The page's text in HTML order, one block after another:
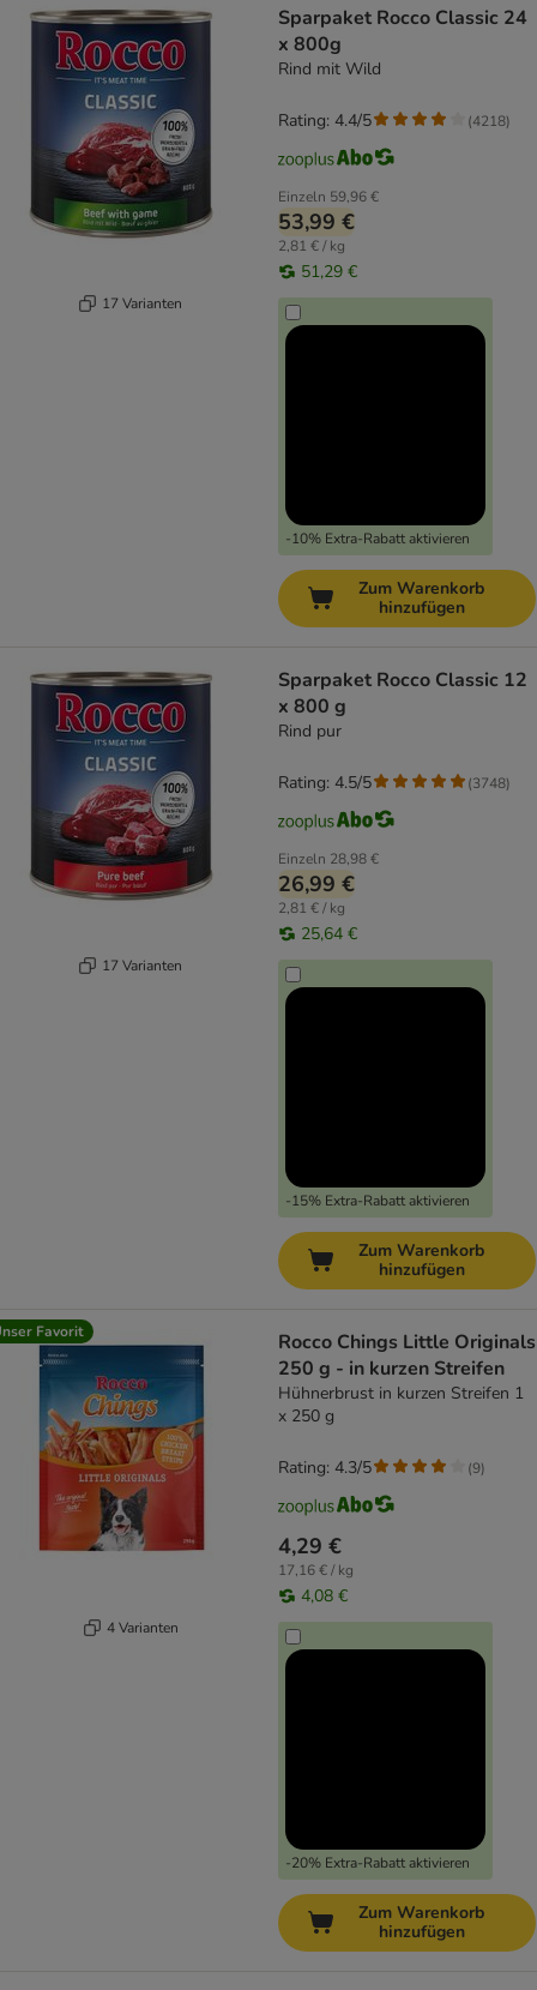
17 Varianten
Sparpaket Rocco Classic 24
x 800g
Rind mit Wild
Einzeln 59,96 €
53,99 €
2,81 € / kg
51,29 €
-10% Extra-Rabatt aktivieren
Rating: 4.4/5 (4218)
Zum Warenkorb
hinzufügen
17 Varianten
Sparpaket Rocco Classic 12
x 800 g
Rind pur
Einzeln 28,98 €
26,99 €
2,81 € / kg
25,64 €
-15% Extra-Rabatt aktivieren
Rating: 4.5/5 (3748)
Zum Warenkorb
hinzufügen
Favorit
4 Varianten
Rocco Chings Little Originals
250 g - in kurzen Streifen
Hühnerbrust in kurzen Streifen 1
x 250 g
4,29 €
17,16 € / kg
4,08 €
-20% Extra-Rabatt aktivieren
Rating: 4.3/5 (9)
Zum Warenkorb
hinzufügen